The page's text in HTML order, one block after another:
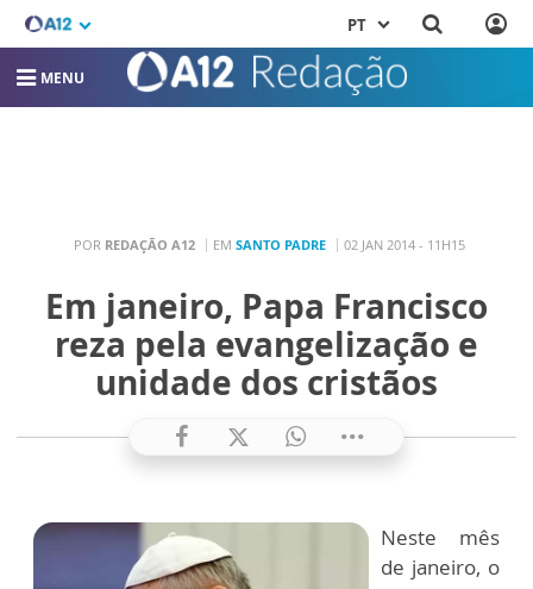
PT
MENU
POR REDAÇÃO A12 EM SANTO PADRE 02 JAN 2014 - 11H15
Em janeiro, Papa Francisco
reza pela evangelização e
unidade dos cristãos
Neste mês
de janeiro, o